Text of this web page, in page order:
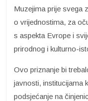
Muzejima prije svega
o vrijednostima, za
s aspekta Evrope i
prirodnog i kulturno-
Ovo priznanje bi
javnosti, institucijama
podsjećanje na